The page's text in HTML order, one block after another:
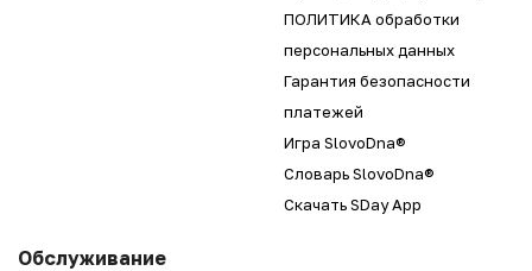
ПОЛИТИКА обработки
персональных данных
Гарантия безопасности
платежей
Игра SlovoDna®
Словарь SlovoDna®
Скачать SDay App
Обслуживание